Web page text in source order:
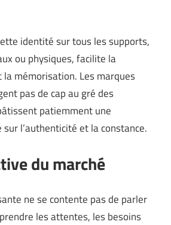
identité sur tous les supports,
ou physiques, facilite la
la mémorisation. Les marques
pas de cap au gré des
patiemment une
l’authenticité et la constance.
du marché
ne se contente pas de parler
les attentes, les besoins